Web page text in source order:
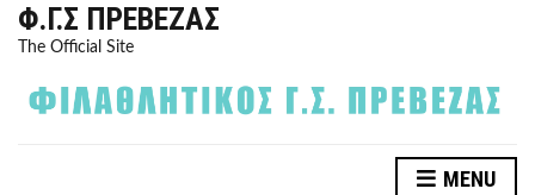
Φ.Γ.Σ ΠΡΈΒΕΖΑΣ
The Official Site
MENU